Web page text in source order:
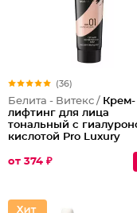
(36)
Белита - Витекс / Крем-
лифтинг для лица
тональный с
кислотой Pro Luxury
от 374 ₽